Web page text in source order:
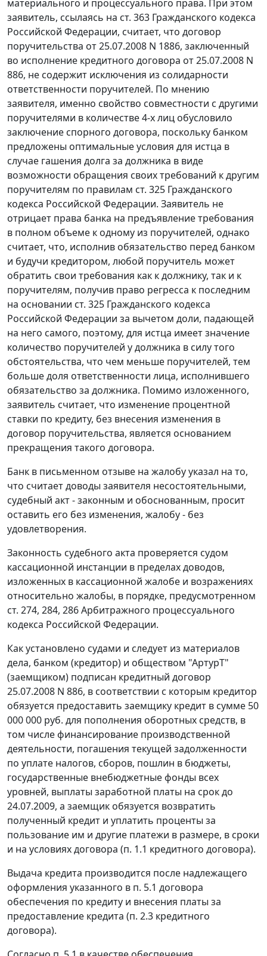
материального и процессуального права. При этом
заявитель, ссылаясь на ст. 363 Гражданского кодекса
Российской Федерации, считает, что договор
поручительства от 25.07.2008 N 1886, заключенный
во исполнение кредитного договора от 25.07.2008 N
886, не содержит исключения из солидарности
ответственности поручителей. По мнению
заявителя, именно свойство совместности с другими
поручителями в количестве 4-х лиц обусловило
заключение спорного договора, поскольку банком
предложены оптимальные условия для истца в
случае гашения долга за должника в виде
возможности обращения своих требований к другим
поручителям по правилам ст. 325 Гражданского
кодекса Российской Федерации. Заявитель не
отрицает права банка на предъявление требования
в полном объеме к одному из поручителей, однако
считает, что, исполнив обязательство перед банком
и будучи кредитором, любой поручитель может
обратить свои требования как к должнику, так и к
поручителям, получив право регресса к последним
на основании ст. 325 Гражданского кодекса
Российской Федерации за вычетом доли, падающей
на него самого, поэтому, для истца имеет значение
количество поручителей у должника в силу того
обстоятельства, что чем меньше поручителей, тем
больше доля ответственности лица, исполнившего
обязательство за должника. Помимо изложенного,
заявитель считает, что изменение процентной
ставки по кредиту, без внесения изменения в
договор поручительства, является основанием
прекращения такого договора.
Банк в письменном отзыве на жалобу указал на то,
что считает доводы заявителя несостоятельными,
судебный акт - законным и обоснованным, просит
оставить его без изменения, жалобу - без
удовлетворения.
Законность судебного акта проверяется судом
кассационной инстанции в пределах доводов,
изложенных в кассационной жалобе и возражениях
относительно жалобы, в порядке, предусмотренном
ст. 274, 284, 286Арбитражного процессуального
кодекса Российской Федерации.
Как установлено судами и следует из материалов
дела, банком (кредитор) и обществом "АртурТ"
(заемщиком) подписан кредитный договор
25.07.2008 N 886, в соответствии с которым кредитор
обязуется предоставить заемщику кредит в сумме 50
000 000 руб. для пополнения оборотных средств, в
том числе финансирование производственной
деятельности, погашения текущей задолженности
по уплате налогов, сборов, пошлин в бюджеты,
государственные внебюджетные фонды всех
уровней, выплаты заработной платы на срок до
24.07.2009, а заемщик обязуется возвратить
полученный кредит и уплатить проценты за
пользование им и другие платежи в размере, в сроки
и на условиях договора (п. 1.1 кредитного договора).
Выдача кредита производится после надлежащего
оформления указанного в п. 5.1 договора
обеспечения по кредиту и внесения платы за
предоставление кредита (п. 2.3 кредитного
договора).